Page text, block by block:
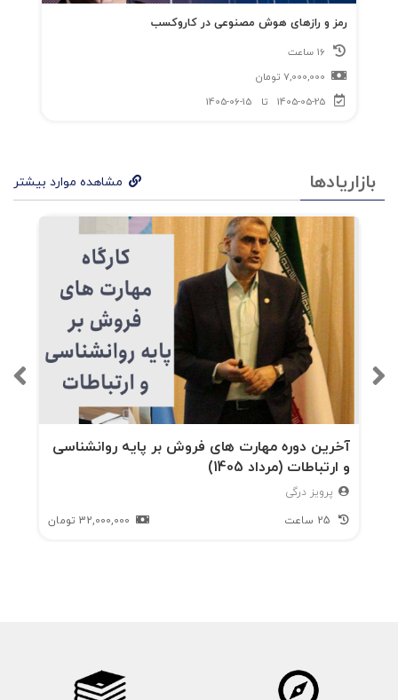
رمز و رازهای هوش مصنوعی در کاروکسب
7,000,000 تومان
1405-05-25
تا 1405-06-15
بازاریادها مشاهده موارد بیشتر
آخرین دوره مهارت های فروش بر پایه روانشناسی
و ارتباطات (مرداد 1405)
پرویز درگی
32,000,000 تومان